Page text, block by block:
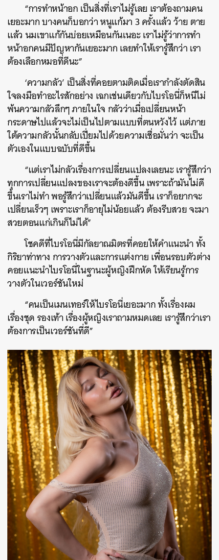
“การทำหน้าอก เป็นสิ่งที่เราไม่รู้เลย เราต้องถามคน
เยอะมาก บางคนก็บอกว่า หนูแก้มา 3 ครั้งแล้ว ว้าย ตาย
แล้ว นมเขาแก้กันบ่อยเหมือนกันเนอะ เราไม่รู้ว่าการทำ
หน้าอกคนมีปัญหากันเยอะมาก เลยทำให้เรารู้สึกว่า เรา
ต้องเลือกหมอที่ดีนะ”
‘ความกลัว’ เป็นสิ่งที่คอยตามติดเมื่อเรากำลังตัดสิน
ใจลงมือทำอะไรสักอย่าง เฉกเช่นเดียวกับไบรโอนี่ก็หนีไม่
พ้นความกลัวลึกๆ ภายในใจ กลัวว่าเมื่อเปลี่ยนหน้า
กระดาษไปแล้วจะไม่เป็นไปตามแบบที่ตนหวังไว้ แต่ภาย
ใต้ความกลัวนั้นกลับเปี่ยมไปด้วยความเชื่อมั่นว่า จะเป็น
ตัวเองในแบบฉบับที่ดีขึ้น
“แต่เราไม่กลัวเรื่องการเปลี่ยนแปลงเลยนะ เรารู้สึกว่า
ทุกการเปลี่ยนแปลงของเราจะต้องดีขึ้น เพราะถ้ามันไม่ดี
ขึ้นเราไม่ทำ พอรู้สึกว่าเปลี่ยนแล้วมันดีขึ้น เราก็อยากจะ
เปลี่ยนเร็วๆ เพราะเราก็อายุไม่น้อยแล้ว ต้องรีบสวย จะมา
สวยตอนแก่เกินก็ไม่ได้”
โชคดีที่ไบรโอนี่มีกัลยาณมิตรที่คอยให้คำแนะนำ ทั้ง
กิริยาท่าทาง การวางตัวและการแต่งกาย เพื่อนรอบตัวต่าง
คอยแนะนำไบรโอนี่ในฐานะผู้หญิงฝึกหัด ให้เรียนรู้การ
วางตัวในเวอร์ชันใหม่
“คนเป็นเมนเทอร์ให้ไบรโอนี่เยอะมาก ทั้งเรื่องผม
เรื่องชุด รองเท้า เรื่องผู้หญิงเราถามหมดเลย เรารู้สึกว่าเรา
ต้องการเป็นเวอร์ชันที่ดี”